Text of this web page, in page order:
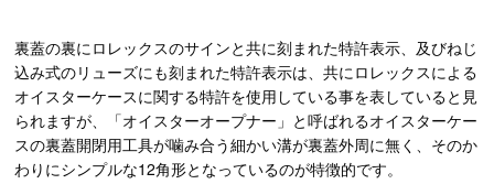
裏蓋の裏にロレックスのサインと共に刻まれた特許表示、及びねじ
込み式のリューズにも刻まれた特許表示は、共にロレックスによる
オイスターケースに関する特許を使用している事を表していると見
られますが、「オイスターオープナー」と呼ばれるオイスターケー
スの裏蓋開閉用工具が噛み合う細かい溝が裏蓋外周に無く、そのか
わりにシンプルな12角形となっているのが特徴的です。